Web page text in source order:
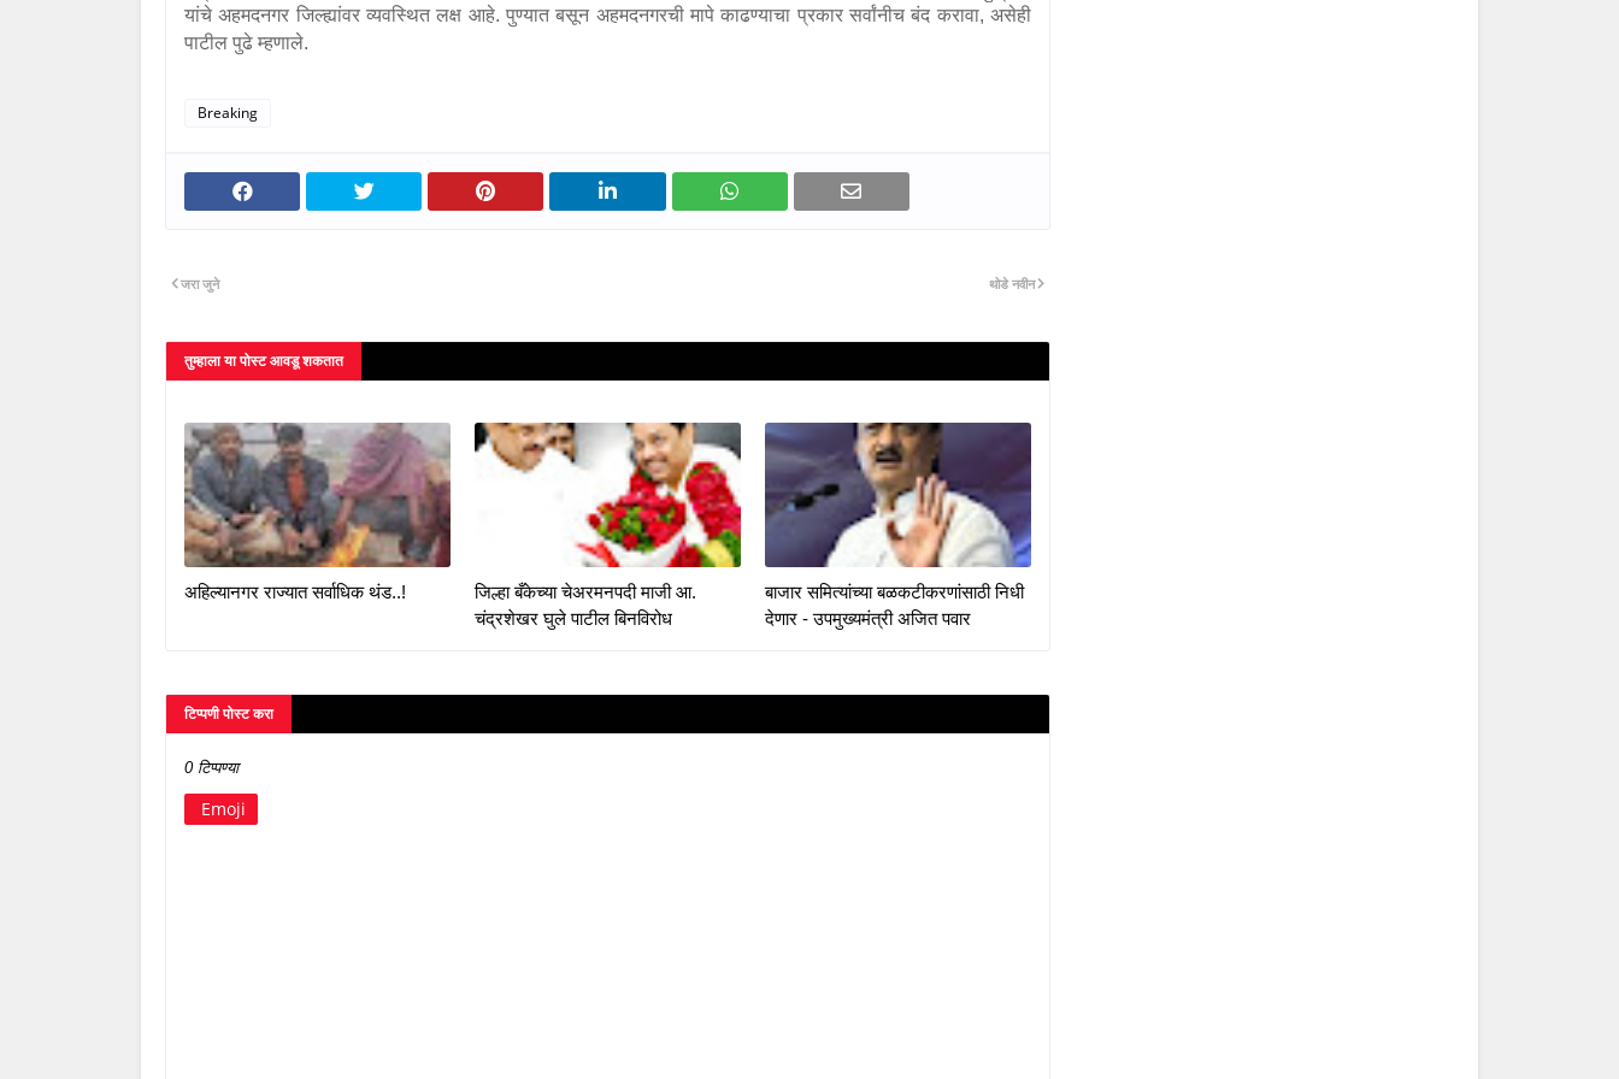
यांचे अहमदनगर जिल्ह्यांवर व्यवस्थित लक्ष आहे. पुण्यात बसून अहमदनगरची मापे काढण्याचा प्रकार सर्वांनीच बंद करावा,असेही
पाटील पुढे म्हणाले.
Breaking
थोडे नवीन
जरा जुने
तुम्‍हाला या पोस्‍ट आवडू शकतात
अहिल्यानगर राज्यात सर्वाधिक थंड..!
जिल्हा बँकेच्या चेअरमनपदी माजी आ.
चंद्रशेखर घुले पाटील बिनविरोध
बाजार समित्यांच्या बळकटीकरणांसाठी निधी
देणार - उपमुख्यमंत्री अजित पवार
टिप्पणी पोस्ट करा
0 टिप्पण्या
Emoji